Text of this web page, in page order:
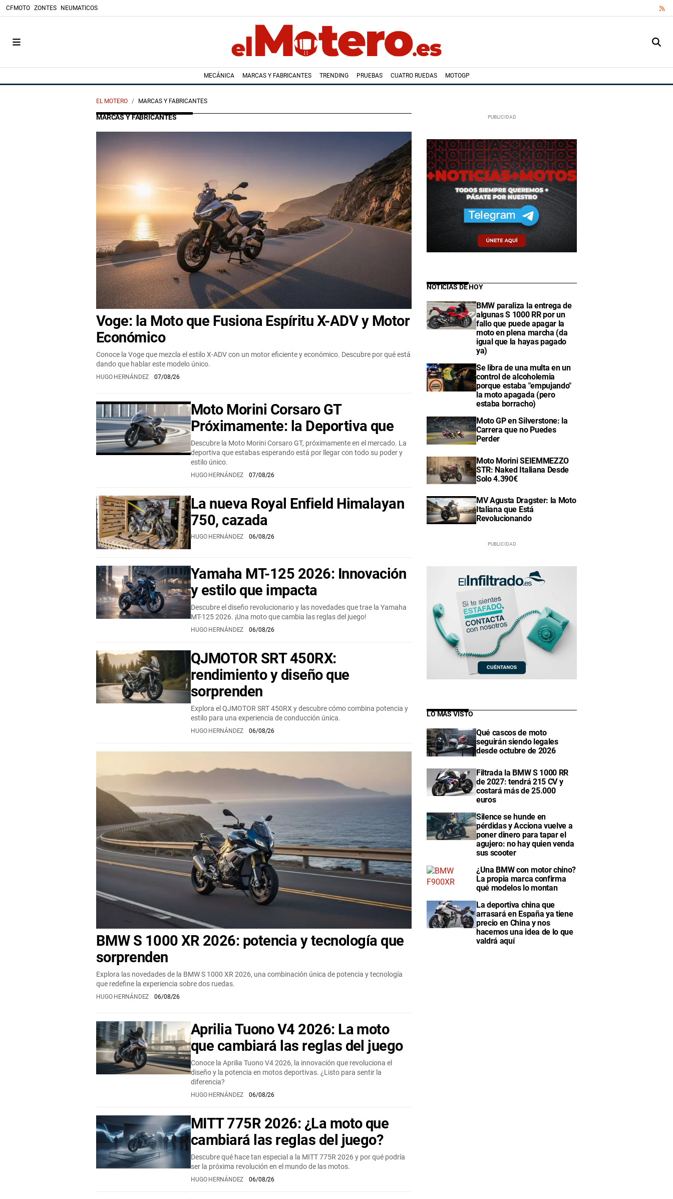
CFMOTO ZONTES NEUMATICOS
MECÁNICA MARCAS Y FABRICANTES TRENDING PRUEBAS CUATRO RUEDAS MOTOGP
EL MOTERO MARCAS Y FABRICANTES
MARCAS Y FABRICANTES
Voge: la Moto que Fusiona Espíritu X-ADV y Motor
Económico
Conoce la Voge que mezcla el estilo X-ADV con un motor eficiente y económico. Descubre por qué está
dando que hablar este modelo único.
HUGO HERNÁNDEZ 07/08/26
Moto Morini Corsaro GT
Próximamente: la Deportiva que
Descubre la Moto Morini Corsaro GT, próximamente en el mercado. La
deportiva que estabas esperando está por llegar con todo su poder y
estilo único.
HUGO HERNÁNDEZ 07/08/26
La nueva Royal Enfield Himalayan
750, cazada
HUGO HERNÁNDEZ 06/08/26
Yamaha MT-125 2026: Innovación
y estilo que impacta
Descubre el diseño revolucionario y las novedades que trae la Yamaha
MT-125 2026. ¡Una moto que cambia las reglas del juego!
HUGO HERNÁNDEZ 06/08/26
QJMOTOR SRT 450RX:
rendimiento y diseño que
sorprenden
Explora el QJMOTOR SRT 450RX y descubre cómo combina potencia y
estilo para una experiencia de conducción única.
HUGO HERNÁNDEZ 06/08/26
BMW S 1000 XR 2026: potencia y tecnología que
sorprenden
Explora las novedades de la BMW S 1000 XR 2026, una combinación única de potencia y tecnología
que redefine la experiencia sobre dos ruedas.
HUGO HERNÁNDEZ 06/08/26
Aprilia Tuono V4 2026: La moto
que cambiará las reglas del juego
Conoce la Aprilia Tuono V4 2026, la innovación que revoluciona el
diseño y la potencia en motos deportivas. ¿Listo para sentir la
diferencia?
HUGO HERNÁNDEZ 06/08/26
MITT 775R 2026: ¿La moto que
cambiará las reglas del juego?
Descubre qué hace tan especial a la MITT 775R 2026 y por qué podría
ser la próxima revolución en el mundo de las motos.
HUGO HERNÁNDEZ 06/08/26
NOTICIAS DE HOY
BMW paraliza la entrega de
algunas S 1000 RR por un
fallo que puede apagar la
moto en plena marcha (da
igual que la hayas pagado
ya)
Se libra de una multa en un
control de alcoholemia
porque estaba "empujando"
la moto apagada (pero
estaba borracho)
Moto GP en Silverstone: la
Carrera que no Puedes
Perder
Moto Morini SEIEMMEZZO
STR: Naked Italiana Desde
Solo 4.390€
MV Agusta Dragster: la Moto
Italiana que Está
Revolucionando
LO MÁS VISTO
Qué cascos de moto
seguirán siendo legales
desde octubre de 2026
Filtrada la BMW S 1000 RR
de 2027: tendrá 215 CV y
costará más de 25.000
euros
Silence se hunde en
pérdidas y Acciona vuelve a
poner dinero para tapar el
agujero: no hay quien venda
sus scooter
¿Una BMW con motor chino?
La propia marca confirma
qué modelos lo montan
La deportiva china que
arrasará en España ya tiene
precio en China y nos
hacemos una idea de lo que
valdrá aquí